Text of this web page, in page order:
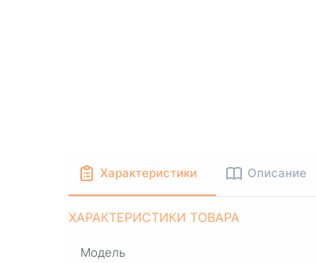
Характеристики Описание
ХАРАКТЕРИСТИКИ ТОВАРА
Модель